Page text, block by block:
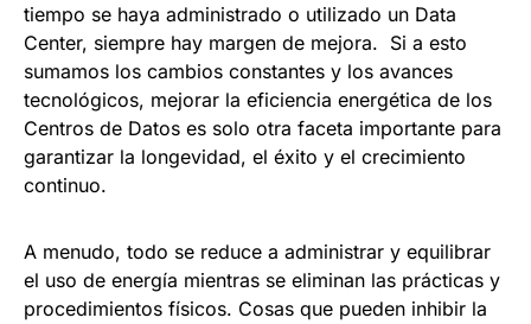
tiempo se haya administrado o utilizado un Data
Center, siempre hay margen de mejora. Si a esto
sumamos los cambios constantes y los avances
tecnológicos, mejorar la eficiencia energética de los
Centros de Datos es solo otra faceta importante para
garantizar la longevidad, el éxito y el crecimiento
continuo.
A menudo, todo se reduce a administrar y equilibrar
el uso de energía mientras se eliminan las prácticas y
procedimientos físicos. Cosas que pueden inhibir la